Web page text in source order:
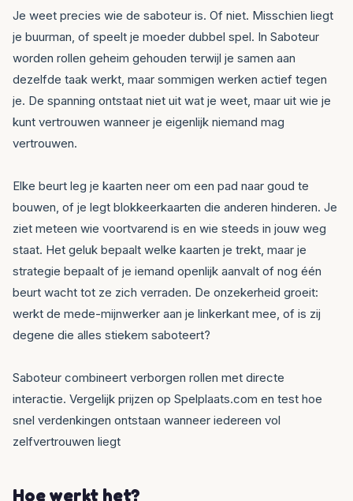
Je weet precies wie de saboteur is. Of niet. Misschien liegt
je buurman, of speelt je moeder dubbel spel. In Saboteur
worden rollen geheim gehouden terwijl je samen aan
dezelfde taak werkt, maar sommigen werken actief tegen
je. De spanning ontstaat niet uit wat je weet, maar uit wie je
kunt vertrouwen wanneer je eigenlijk niemand mag
vertrouwen.
Elke beurt leg je kaarten neer om een pad naar goud te
bouwen, of je legt blokkeerkaarten die anderen hinderen. Je
ziet meteen wie voortvarend is en wie steeds in jouw weg
staat. Het geluk bepaalt welke kaarten je trekt, maar je
strategie bepaalt of je iemand openlijk aanvalt of nog één
beurt wacht tot ze zich verraden. De onzekerheid groeit:
werkt de mede-mijnwerker aan je linkerkant mee, of is zij
degene die alles stiekem saboteert?
Saboteur combineert verborgen rollen met directe
interactie. Vergelijk prijzen op Spelplaats.com en test hoe
snel verdenkingen ontstaan wanneer iedereen vol
zelfvertrouwen liegt
Hoe werkt het?